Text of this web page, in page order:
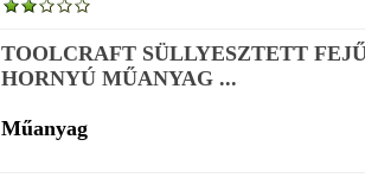
TOOLCRAFT SÜLLYESZTETT
HORNYÚ MŰANYAG ...
Műanyag